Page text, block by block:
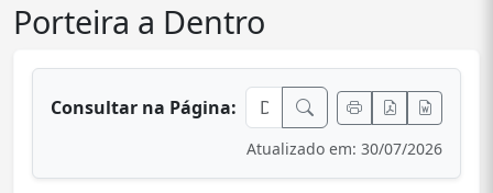
conteúdo principal
Porteira a Dentro
Consultar na Página:
Atualizado em: 30/07/2026